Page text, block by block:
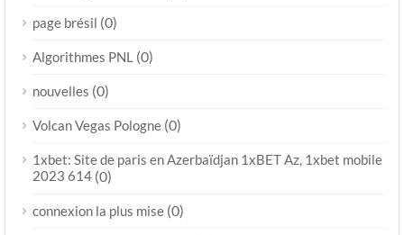
page brésil (0)
Algorithmes PNL (0)
nouvelles (0)
Volcan Vegas Pologne (0)
1xbet: Site de paris en Azerbaïdjan 1xBET Az, 1xbet mobile
2023 614 (0)
connexion la plus mise (0)